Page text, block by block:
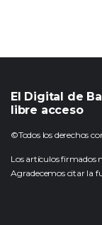
El Digital de
libre acceso
©Todos los derechos
Los artículos firmados
Agradecemos citar la